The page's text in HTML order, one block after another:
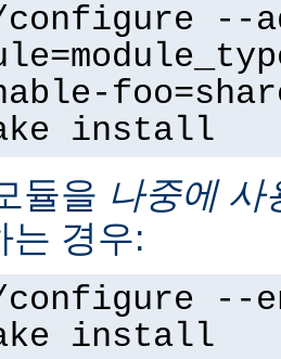
--
install
듈을 나중에 사
는 경우:
--
install